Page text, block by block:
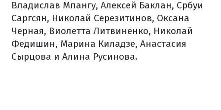
Владислав Мпангу, Алексей Баклан, Србуи
Саргсян, Николай Серезитинов, Оксана
Черная, Виолетта Литвиненко, Николай
Федишин, Марина Киладзе, Анастасия
Сырцова и Алина Русинова.